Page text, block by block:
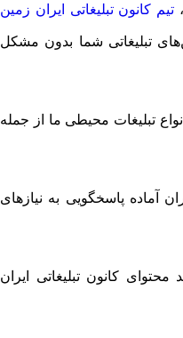
تیم کانون تبلیغاتی ایران زمین
تبلیغاتی شما بدون مشکل
تبلیغات محیطی ما از جمله
آماده پاسخگویی به نیازهای
کانون تبلیغاتی ایران